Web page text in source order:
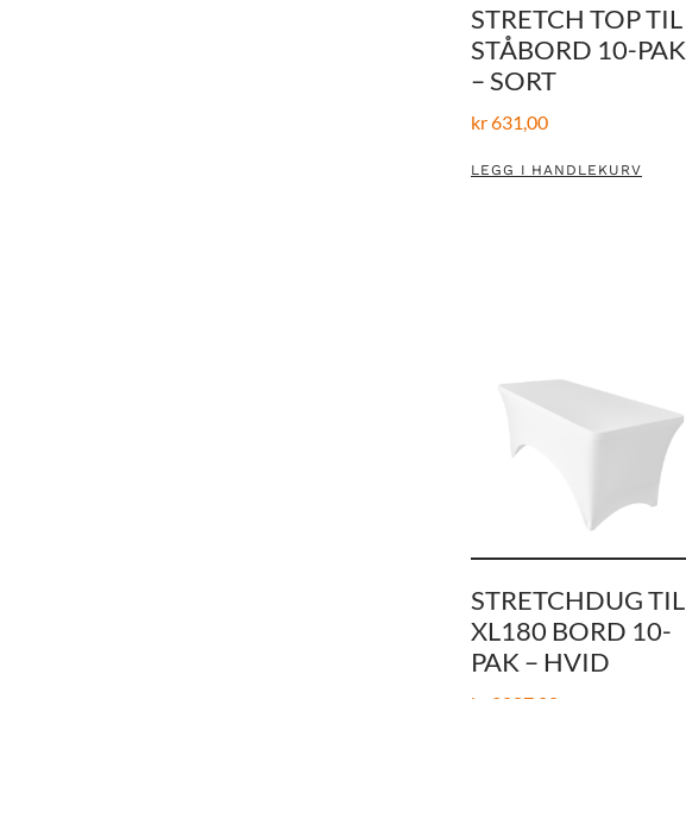
STRETCH TOP TIL
STÅBORD 10-PAK
– SORT
kr631,00
LEGG I HANDLEKURV
STRETCHDUG TIL
XL180 BORD 10-
PAK – HVID
kr 2087,00